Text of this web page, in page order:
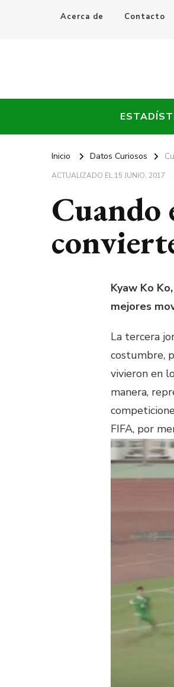
Acerca de Contacto
Every Fútbol
Inicio Datos Curiosos
ACTUALIZADO EL15 JUNIO, 2017
Cuando
Kyaw Ko
mejores
La tercera
costumbre,
vivieron en
manera,
FIFA, por